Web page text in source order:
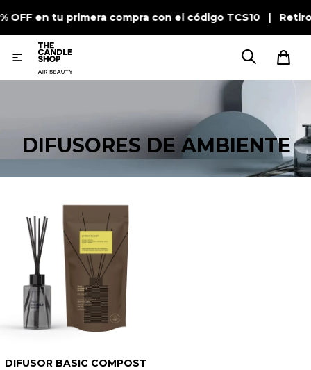
OFF en tu primera compra con el código TCS10 |

DIFUSORES DE AMBIENTE
DIFUSOR BASIC COMPOST